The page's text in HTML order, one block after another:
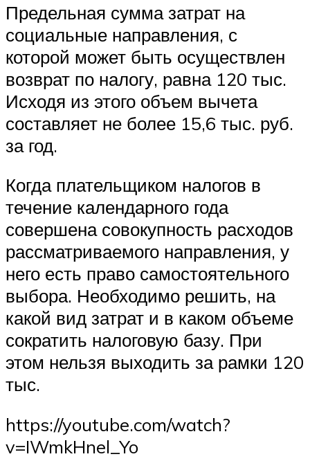
Предельная сумма затрат на
социальные направления, с
которой может быть осуществлен
возврат по налогу, равна 120 тыс.
Исходя из этого объем вычета
составляет не более 15,6 тыс. руб.
за год.
Когда плательщиком налогов в
течение календарного года
совершена совокупность расходов
рассматриваемого направления, у
него есть право самостоятельного
выбора. Необходимо решить, на
какой вид затрат и в каком объеме
сократить налоговую базу. При
этом нельзя выходить за рамки 120
тыс.
https://youtube.com/watch?
v=IWmkHnel_Yo